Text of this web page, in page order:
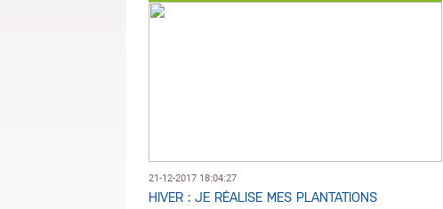
21-12-2017 18:04:27
HIVER : JE RÉALISE MES PLANTATIONS